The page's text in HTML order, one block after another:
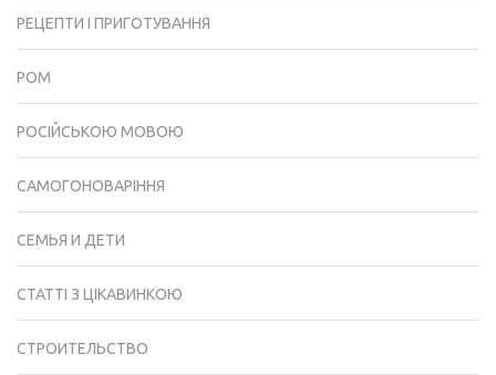
РЕЦЕПТИ І ПРИГОТУВАННЯ
РОМ
РОСІЙСЬКОЮ МОВОЮ
САМОГОНОВАРІННЯ
СЕМЬЯ И ДЕТИ
СТАТТІ З ЦІКАВИНКОЮ
СТРОИТЕЛЬСТВО